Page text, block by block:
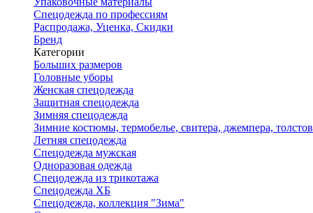
Спецодежда по профессиям
Распродажа, Уценка, Скидки
Бренд
Категории
Больших размеров
Головные уборы
Женская спецодежда
Защитная спецодежда
Зимняя спецодежда
Зимние костюмы, термобелье, свитера, джемпера,
Летняя спецодежда
Спецодежда мужская
Одноразовая одежда
Спецодежда из трикотажа
Спецодежда ХБ
Спецодежда, коллекция "Зима"